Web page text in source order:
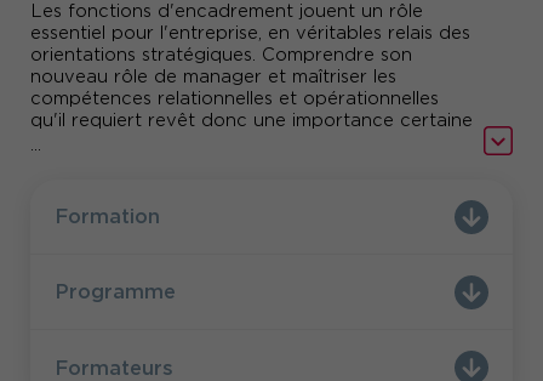
Les fonctions d'encadrement jouent un rôle
essentiel pour l'entreprise, en véritables relais des
orientations stratégiques. Comprendre son
nouveau rôle de manager et maîtriser les
compétences relationnelles et opérationnelles
qu'il requiert revêt donc une importance certaine
rôle de manager
pour prendre un bon départ ?
Quelles sontles connaissances et les pratiques
conflits? Quelles méthodes et outils acquérir
...
Formation
Programme
Formateurs